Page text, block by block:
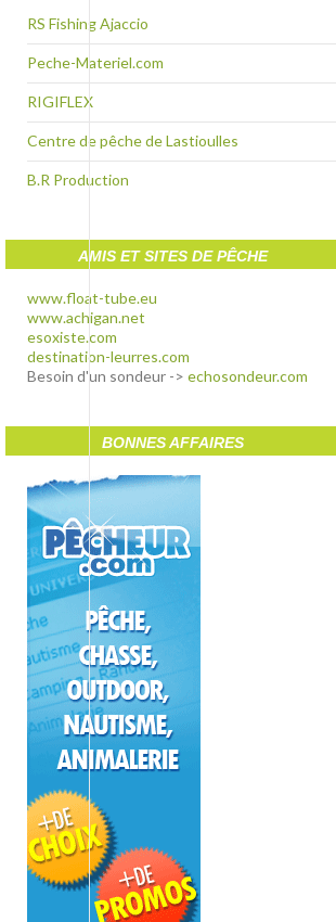
RS Fishing Ajaccio
Peche-Materiel.com
RIGIFLEX
Centre de pêche de Lastioulles
B.R Production
AMIS ET SITES DE PÊCHE
www.float-tube.eu
www.achigan.net
esoxiste.com
destination-leurres.com
Besoin d'un sondeur -> echosondeur.com
BONNES AFFAIRES